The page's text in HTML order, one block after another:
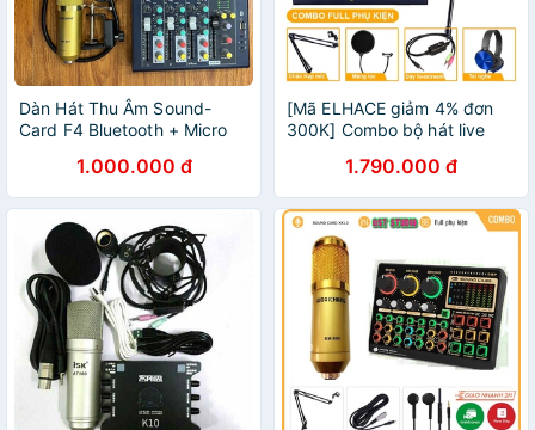
Dàn Hát Thu Âm Sound-
Card F4 Bluetooth + Micro
Tại Nhà Bộ Combo Mic
Livestream Hát Karaoke
1.000.000 đ
[Mã ELHACE giảm 4% đơn
300K] Combo bộ hát live
luetooth, phụ kiện đầy đủ
1.790.000 đ